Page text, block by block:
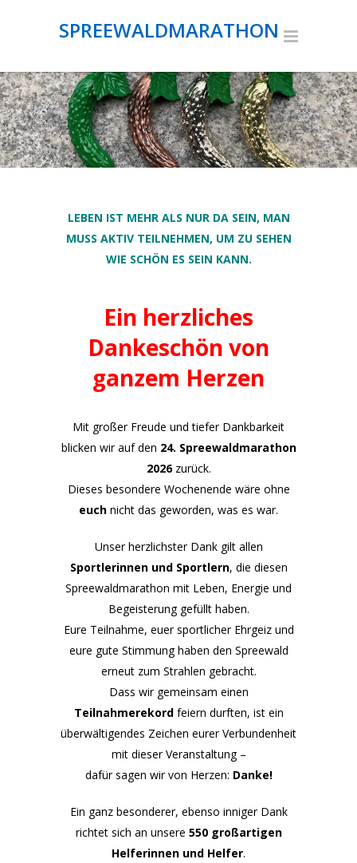
SPREEWALDMARATHON
LEBEN IST MEHR ALS NUR DA SEIN, MAN
MUSS AKTIV TEILNEHMEN, UM ZU SEHEN
WIE SCHÖN ES SEIN KANN.
Ein herzliches
Dankeschön von
ganzem Herzen
Mit großer Freude und tiefer Dankbarkeit
blicken wir auf den 24. Spreewaldmarathon
2026zurück.
Dieses besondere Wochenende wäre ohne
euch nicht das geworden, was es war.
Unser herzlichster Dank gilt allen
Sportlerinnen und Sportlern, die diesen
Spreewaldmarathon mit Leben, Energie und
Begeisterung gefüllt haben.
Eure Teilnahme, euer sportlicher Ehrgeiz und
eure gute Stimmung haben den Spreewald
erneut zum Strahlen gebracht.
Dass wir gemeinsam einen
Teilnahmerekordfeiern durften, ist ein
überwältigendes Zeichen eurer Verbundenheit
mit dieser Veranstaltung –
dafür sagen wir von Herzen: Danke!
Ein ganz besonderer, ebenso inniger Dank
richtet sich an unsere 550 großartigen
Helferinnen und Helfer.